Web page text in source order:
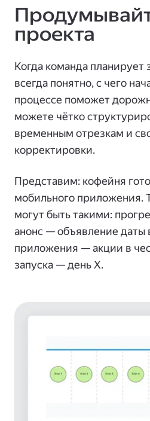
проекта
Когда команда планирует
всегда понятно, с чего
процессе поможет
можете чётко
временным отрезкам и
корректировки.
Представим: кофейня
мобильного приложения.
могут быть такими:
анонс — объявление даты
приложения — акции в
запуска — день X.